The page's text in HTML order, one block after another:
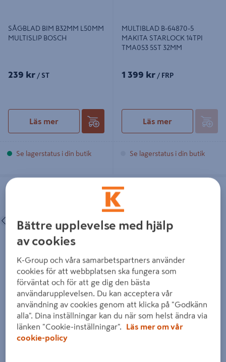
SÅGBLAD BIM B32MM L50MM
MULTISLIP BOSCH
239 kr / ST
Läs mer
Se lagerstatus i din butik
MULTIBLAD B-64870-5
MAKITA STARLOCK 14TPI
TMA053 5ST 32MM
1 399 kr / FRP
Läs mer
Se lagerstatus i din butik
MULTIBLAD MAKITA STARLOCK
MULTIBLAD MAKITA
STARLOCK MAX HM/TC, RF
779 kr / FRP
PRECISION HCS, 50X35
SÅGBLAD HULTAFORS TRÄ
PRECISION HCS, 50X35
195 kr/ SB
Bättre upplevelse med hjälp
av cookies
K-Group och våra samarbetspartners använder
cookies för att webbplatsen ska fungera som
förväntat och för att ge dig den bästa
användarupplevelsen. Du kan acceptera vår
användning av cookies genom att klicka på "Godkänn
alla". Dina inställningar kan du när som helst ändra via
länken "Cookie-inställningar".
Läs mer om vår
cookie-policy